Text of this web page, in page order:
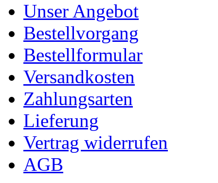
Unser Angebot
Bestellvorgang
Bestellformular
Versandkosten
Zahlungsarten
Lieferung
Vertrag widerrufen
AGB